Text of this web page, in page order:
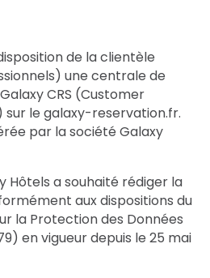
de la clientèle
une centrale de
CRS (Customer
sur le galaxy-reservation.fr.
par la société Galaxy
Hôtels a souhaité rédiger la
aux dispositions du
la Protection des Données
en vigueur depuis le 25 mai